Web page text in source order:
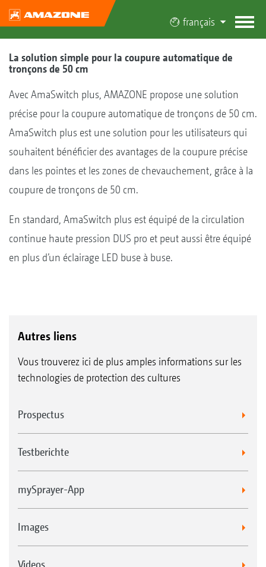
français
La solution simple pour la coupure automatique de
tronçons de 50 cm
Avec AmaSwitch plus, AMAZONE propose une solution
précise pour la coupure automatique de tronçons de 50 cm.
AmaSwitch plus est une solution pour les utilisateurs qui
souhaitent bénéficier des avantages de la coupure précise
dans les pointes et les zones de chevauchement, grâce à la
coupure de tronçons de 50 cm.
En standard, AmaSwitch plus est équipé de la circulation
continue haute pression DUS pro et peut aussi être équipé
en plus d’un éclairage LED buse à buse.
Autres liens
Vous trouverez ici de plus amples informations sur les
technologies de protection des cultures
Prospectus
Testberichte
mySprayer-App
Images
Videos